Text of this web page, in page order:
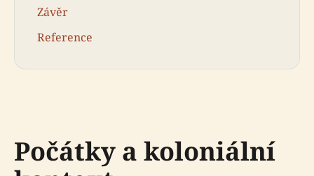
Závěr
Reference
Počátky a koloniální